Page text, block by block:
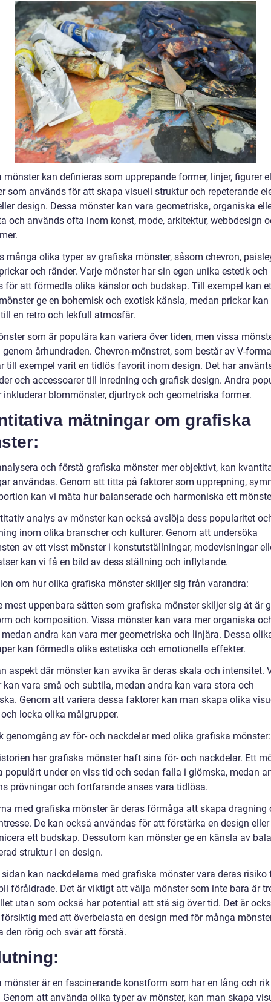
mönster kan definieras som upprepande former, linjer, figurer
som används för att skapa visuell struktur och repeterande
design. Dessa mönster kan vara geometriska, organiska
och används ofta inom konst, mode, arkitektur, webbdesign
många olika typer av grafiska mönster, såsom chevron,
och ränder. Varje mönster har sin egen unika estetik och
för att förmedla olika känslor och budskap. Till exempel kan
ge en bohemisk och exotisk känsla, medan prickar kan
en retro och lekfull atmosfär.
som är populära kan variera över tiden, men vissa
århundraden. Chevron-mönstret, som består av V-
till exempel varit en tidlös favorit inom design. Det har
och accessoarer till inredning och grafisk design. Andra
inkluderar blommönster, djurtryck och geometriska former.
mätningar om grafiska
och förstå grafiska mönster mer objektivt, kan
användas. Genom att titta på faktorer som upprepning,
kan vi mäta hur balanserade och harmoniska ett
analys av mönster kan också avslöja dess popularitet
inom olika branscher och kulturer. Genom att undersöka
av ett visst mönster i konstutställningar, modevisningar
kan vi få en bild av dess ställning och inflytande.
om hur olika grafiska mönster skiljer sig från varandra:
mest uppenbara sätten som grafiska mönster skiljer sig åt är
och komposition. Vissa mönster kan vara mer organiska
andra kan vara mer geometriska och linjära. Dessa
kan förmedla olika estetiska och emotionella effekter.
aspekt där mönster kan avvika är deras skala och intensitet.
kan vara små och subtila, medan andra kan vara stora och
Genom att variera dessa faktorer kan man skapa olika
locka olika målgrupper.
genomgång av för- och nackdelar med olika grafiska mönster:
har grafiska mönster haft sina för- och nackdelar. Ett
populärt under en viss tid och sedan falla i glömska, medan
prövningar och fortfarande anses vara tidlösa.
med grafiska mönster är deras förmåga att skapa dragning
De kan också användas för att förstärka en design eller
ett budskap. Dessutom kan mönster ge en känsla av
struktur i en design.
kan nackdelarna med grafiska mönster vara deras risiko
föråldrade. Det är viktigt att välja mönster som inte bara är
utan som också har potential att stå sig över tid. Det är
med att överbelasta en design med för många
den rörig och svår att förstå.
mönster är en fascinerande konstform som har en lång och rik
att använda olika typer av mönster, kan man skapa